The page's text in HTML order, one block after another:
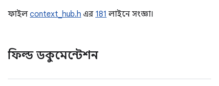
ফাইল context_hub.h এর 181 লাইনে সংজ্ঞা।
ফিল্ড ডকুমেন্টেশন